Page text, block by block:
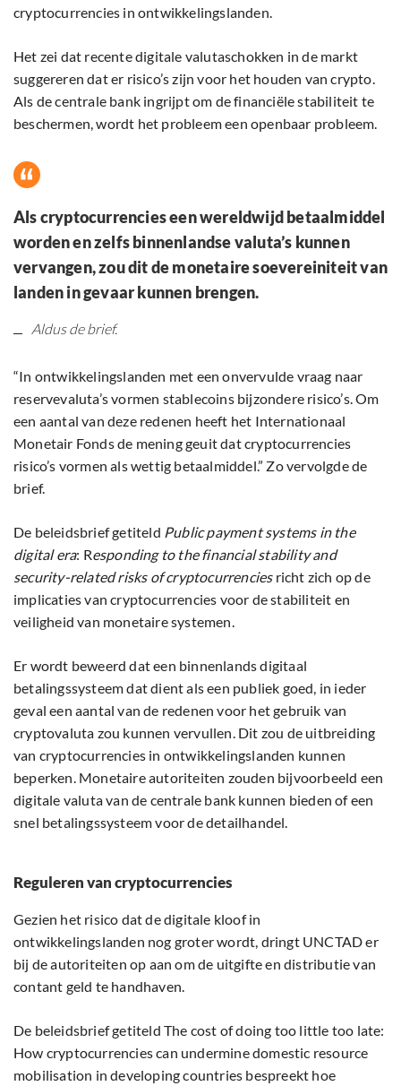
cryptocurrencies in ontwikkelingslanden.
Het zei dat recente digitale valutaschokken in de markt
suggereren dat er risico’s zijn voor het houden van crypto.
Als de centrale bank ingrijpt om de financiële stabiliteit te
beschermen, wordt het probleem een openbaar probleem.
Als cryptocurrencies een wereldwijd betaalmiddel
worden en zelfs binnenlandse valuta’s kunnen
vervangen, zou dit de monetaire soevereiniteit van
landen in gevaar kunnen brengen.
Aldus de brief.
“In ontwikkelingslanden met een onvervulde vraag naar
reservevaluta’s vormen stablecoins bijzondere risico’s. Om
een aantal van deze redenen heeft het Internationaal
Monetair Fonds de mening geuit dat cryptocurrencies
risico’s vormen als wettig betaalmiddel.” Zo vervolgde de
brief.
De beleidsbrief getiteld Public payment systems in the
digital era: Responding to the financial stability and
security-related risks of cryptocurrenciesricht zich op de
implicaties van cryptocurrencies voor de stabiliteit en
veiligheid van monetaire systemen.
Er wordt beweerd dat een binnenlands digitaal
betalingssysteem dat dient als een publiek goed, in ieder
geval een aantal van de redenen voor het gebruik van
cryptovaluta zou kunnen vervullen. Dit zou de uitbreiding
van cryptocurrencies in ontwikkelingslanden kunnen
beperken. Monetaire autoriteiten zouden bijvoorbeeld een
digitale valuta van de centrale bank kunnen bieden of een
snel betalingssysteem voor de detailhandel.
Reguleren van cryptocurrencies
Gezien het risico dat de digitale kloof in
ontwikkelingslanden nog groter wordt, dringt UNCTAD er
bij de autoriteiten op aan om de uitgifte en distributie van
contant geld te handhaven.
De beleidsbrief getiteld The cost of doing too little too late:
How cryptocurrencies can undermine domestic resource
mobilisation in developing countries bespreekt hoe